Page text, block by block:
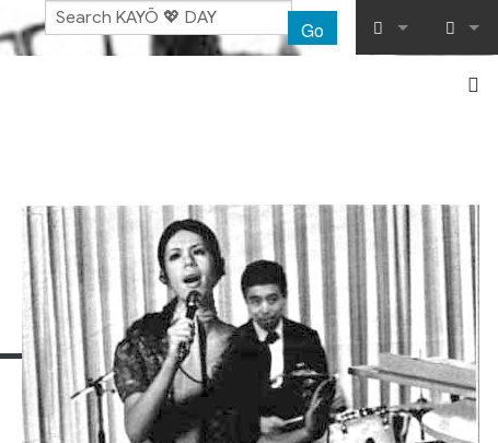
Go
What links
Printable
Permanent
Page
Recent
Log in